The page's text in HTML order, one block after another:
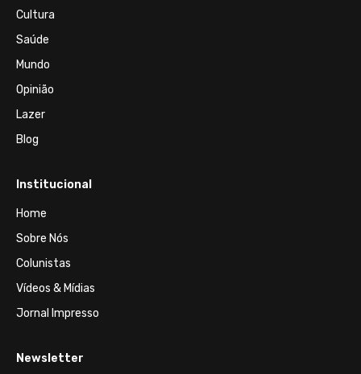
Cultura
Saúde
Mundo
Opinião
Lazer
Blog
Institucional
Home
Sobre Nós
Colunistas
Vídeos & Mídias
Jornal Impresso
Newsletter